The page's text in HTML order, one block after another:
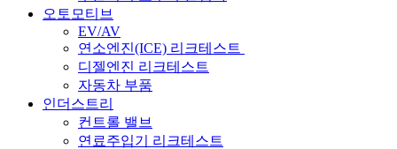
오토모티브
EV/AV
연소엔진(ICE) 리크테스트
디젤엔진 리크테스트
자동차 부품
인더스트리
컨트롤 밸브
연료주입기 리크테스트